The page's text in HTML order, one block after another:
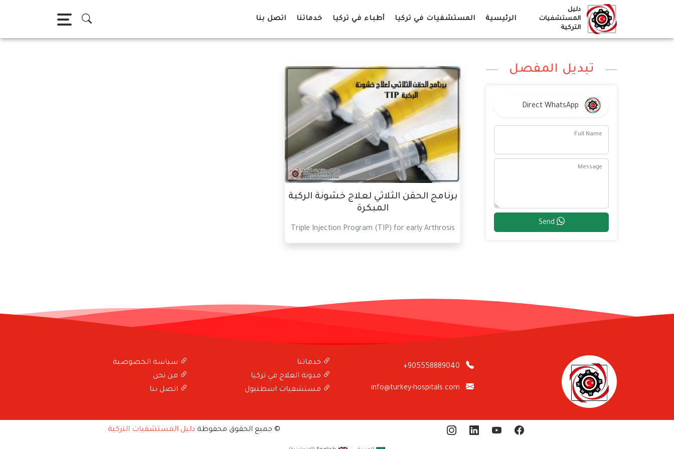
دليل
المستشفيات
التركية
الرئيسية المستشفيات في تركيا أطباء في تركيا خدماتنا اتصل بنا
تبديل المفصل
Full Name
Message
برنامج الحقن الثلاثي لعلاج خشونة الركبة
المبكرة
Triple Injection Program (TIP) for early Arthrosis
+905558889040
info@turkey-hospitals.com
خدماتنا
مدونة العلاج في تركيا
مستشفيات اسطنبول
سياسة الخصوصية
من نحن
اتصل بنا
© جميع الحقوق محفوظة دليل المستشفيات التركية